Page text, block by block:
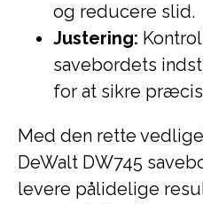
og reducere slid.
Justering:
savebordets
for at sikre
Med den rette
DeWalt DW745
levere pålidelige